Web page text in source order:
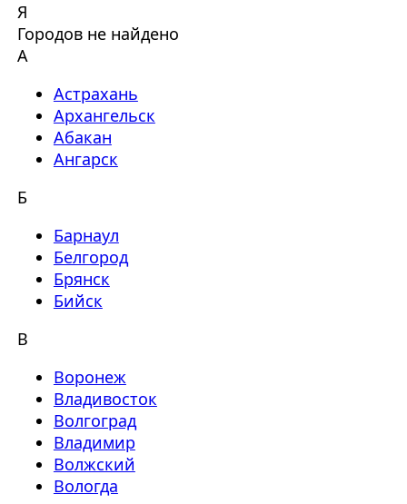
Я
Городов не найдено
А
Астрахань
Архангельск
Абакан
Ангарск
Б
Барнаул
Белгород
Брянск
Бийск
В
Воронеж
Владивосток
Волгоград
Владимир
Волжский
Вологда